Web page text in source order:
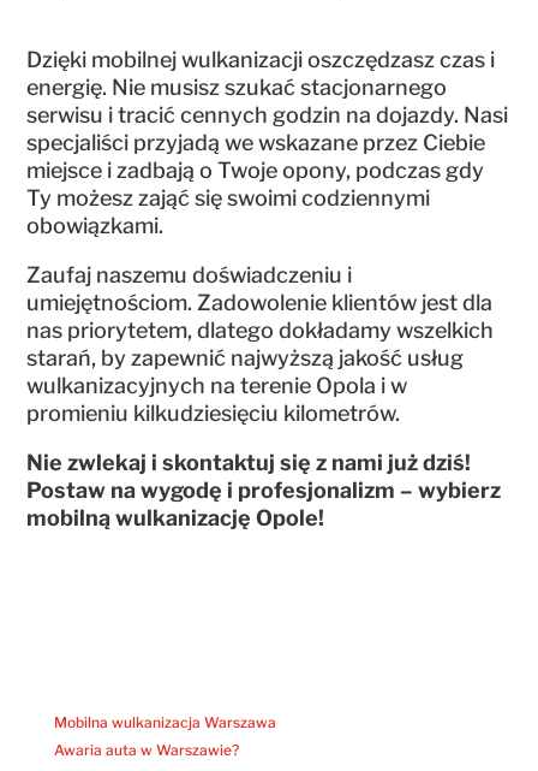
Dzięki mobilnej wulkanizacji oszczędzasz czas i
energię. Nie musisz szukać stacjonarnego
serwisu i tracić cennych godzin na dojazdy. Nasi
specjaliści przyjadą we wskazane przez Ciebie
miejsce i zadbają o Twoje opony, podczas gdy
Ty możesz zająć się swoimi codziennymi
obowiązkami.
Zaufaj naszemu doświadczeniu i
umiejętnościom. Zadowolenie klientów jest dla
nas priorytetem, dlatego dokładamy wszelkich
starań, by zapewnić najwyższą jakość usług
wulkanizacyjnych na terenie Opola i w
promieniu kilkudziesięciu kilometrów.
Nie zwlekaj i skontaktuj się z nami już dziś!
Postaw na wygodę i profesjonalizm – wybierz
mobilną wulkanizację Opole!
Mobilna wulkanizacja Warszawa
Awaria auta w Warszawie?